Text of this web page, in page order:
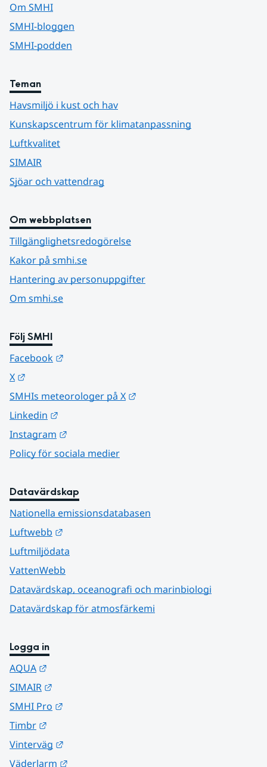
Om SMHI
SMHI-bloggen
SMHI-podden
Teman
Havsmiljö i kust och hav
Kunskapscentrum för klimatanpassning
Luftkvalitet
SIMAIR
Sjöar och vattendrag
Om webbplatsen
Tillgänglighetsredogörelse
Kakor på smhi.se
Hantering av personuppgifter
Om smhi.se
Följ SMHI
Facebook
X
SMHIs meteorologer på X
Linkedin
Instagram
Policy för sociala medier
Datavärdskap
Nationella emissionsdatabasen
Luftwebb
Luftmiljödata
VattenWebb
Datavärdskap, oceanografi och marinbiologi
Datavärdskap för atmosfärkemi
Logga in
AQUA
SIMAIR
SMHI Pro
Timbr
Vinterväg
Väderlarm